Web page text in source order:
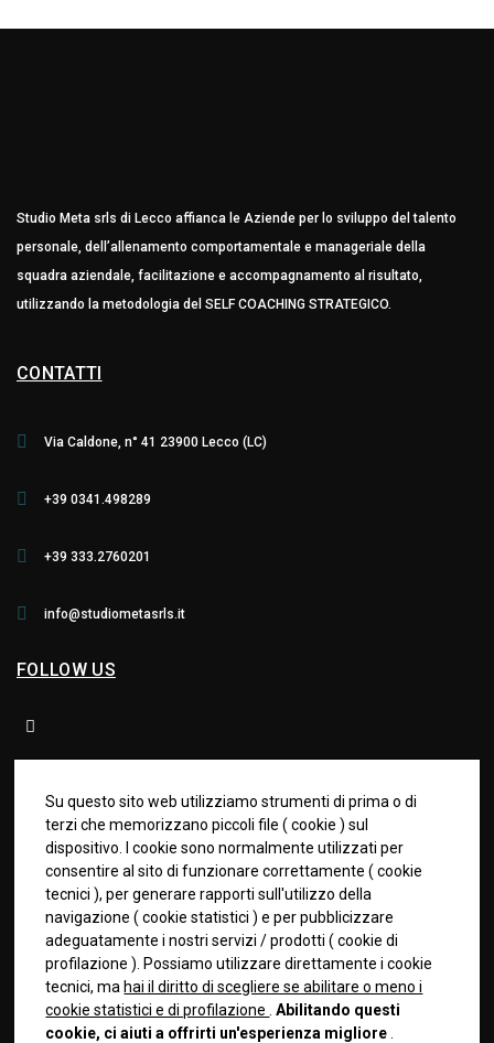
Studio Meta srls di Lecco affianca le Aziende per lo sviluppo del talento
personale, dell’allenamento comportamentale e manageriale della
squadra aziendale, facilitazione e accompagnamento al risultato,
utilizzando la metodologia del SELF COACHING STRATEGICO.
CONTATTI
Via Caldone, n° 41 23900 Lecco (LC)
+39 0341.498289
+39 333.2760201
info@studiometasrls.it
FOLLOW US
PUÒ INTERESSARTI
IL METODO
COACHING MANAGERIALE AZIENDALE
PALESTRA SCS
PERCORSI DI PALESTRA SCS
PERCORSI BREVI SCS
Su questo sito web utilizziamo strumenti di prima o di
terzi che memorizzano piccoli file ( cookie) sul
dispositivo. I cookie sono normalmente utilizzati per
consentire al sito di funzionare correttamente ( cookie
tecnici), per generare rapporti sull'utilizzo della
navigazione ( cookie statistici) e per pubblicizzare
adeguatamente i nostri servizi / prodotti ( cookie di
profilazione). Possiamo utilizzare direttamente i cookie
tecnici, ma hai il diritto di scegliere se abilitare o meno i
cookie statistici e di profilazione
.Abilitando questi
cookie, ci aiuti a offrirti un'esperienza migliore